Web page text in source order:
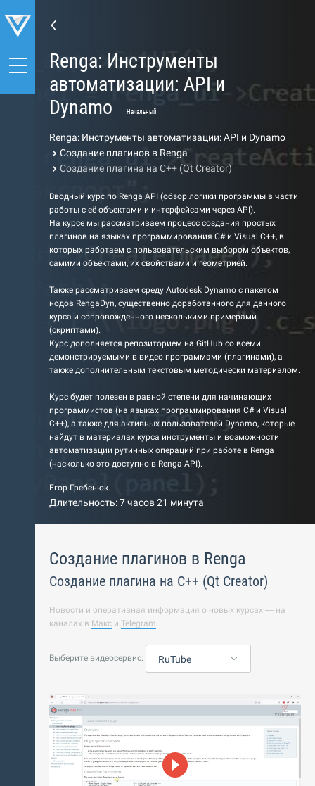
Renga: Инструменты
автоматизации: API и
Dynamo
Начальный
Renga: Инструменты автоматизации: API и Dynamo
Создание плагинов в Renga
Создание плагина на С++ (Qt Creator)
Вводный курс по Renga API (обзор логики программы в части
работы с её объектами и интерфейсами через API).
На курсе мы рассматриваем процесс создания простых
плагинов на языках программирования C# и Visual C++, в
которых работаем с пользовательским выбором объектов,
самими объектами, их свойствами и геометрией.
Также рассматриваем среду Autodesk Dynamo с пакетом
нодов RengaDyn, существенно доработанного для данного
курса и сопровожденного несколькими примерами
(скриптами).
Курс дополняется репозиторием на GitHub со всеми
демонстрируемыми в видео программами (плагинами), а
также дополнительным текстовым методически материалом.
Курс будет полезен в равной степени для начинающих
программистов (на языках программирования C# и Visual
C++), а также для активных пользователей Dynamo, которые
найдут в материалах курса инструменты и возможности
автоматизации рутинных операций при работе в Renga
(насколько это доступно в Renga API).
Егор Гребенюк
Длительность: 7 часов 21 минута
Создание плагинов в Renga
Создание плагина на С++ (Qt Creator)
Новости и оперативная информация о новых курсах — на
каналах в Макс и Telegram.
Выберите видеосервис: RuTube